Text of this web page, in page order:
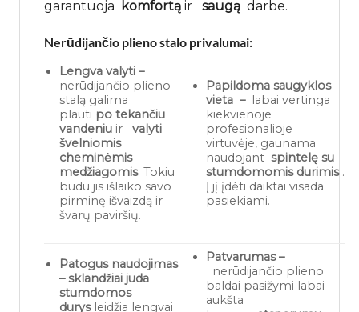
garantuoja komfortą ir saugą darbe.
Nerūdijančio plieno stalo privalumai:
Lengva valyti –
nerūdijančio plieno
stalą galima
plauti po tekančiu
vandeniuir valyti
švelniomis
cheminėmis
medžiagomis. Tokiu
būdu jis išlaiko savo
pirminę išvaizdą ir
švarų paviršių.
Papildoma saugyklos
vieta –
labai vertinga
kiekvienoje
profesionalioje
virtuvėje, gaunama
naudojant spintelę su
stumdomomis durimis.
Į jį įdėti daiktai visada
pasiekiami.
Patogus naudojimas
– sklandžiai juda
stumdomos
durysleidžia lengvai
Patvarumas –
nerūdijančio plieno
baldai pasižymi labai
aukšta